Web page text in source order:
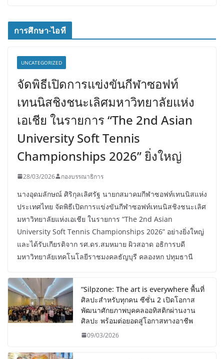
การศึกษา-ไอที
UNCATEGORIZED
จัดพิธีเปิดการแข่งขันกีฬาซอฟท์
เทนนิสชิงชนะเลิศมหาวิทยาลัยแห่ง
เอเชีย ในรายการ “The 2nd Asian
University Soft Tennis
Championships 2026” ยิ่งใหญ่
28/03/2026 กองบรรณาธิการ
นางอุดมลักษณ์ ศิริกุลเลิศรัฐ นายกสมาคมกีฬาซอฟท์เทนนิสแห่ง
ประเทศไทย จัดพิธีเปิดการแข่งขันกีฬาซอฟท์เทนนิสชิงชนะเลิศ
มหาวิทยาลัยแห่งเอเชีย ในรายการ “The 2nd Asian
University Soft Tennis Championships 2026” อย่างยิ่งใหญ่
และได้รับเกียรติจาก รศ.ดร.สมหมาย ผิวสอาด อธิการบดี
มหาวิทยาลัยเทคโนโลยีราชมงคลธัญบุรี คลองหก ปทุมธานี
“Silpzone: The art is everywhere พื้นที่
ศิลปะสำหรับทุกคน ซีซั่น 2 เปิดโอกาส
พัฒนาศักยภาพบุคคลออทิสติกผ่านงาน
ศิลปะ พร้อมต่อยอดสู่โอกาสทางอาชีพ
09/03/2026